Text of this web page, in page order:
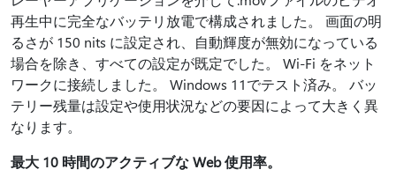
再生中に完全なバッテリ放電で構成されました。 画面の明
るさが 150 nits に設定され、自動輝度が無効になっている
場合を除き、すべての設定が既定でした。 Wi-Fi をネット
ワークに接続しました。 Windows 11でテスト済み。 バッ
テリー残量は設定や使用状況などの要因によって大きく異
なります。
最大 10 時間のアクティブな Web 使用率。